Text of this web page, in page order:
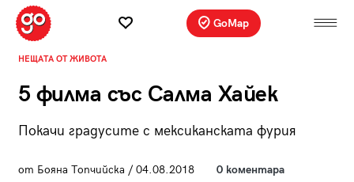
GoMap
НЕЩАТА ОТ ЖИВОТА
5 филма със Салма Хайек
Покачи градусите с мексиканската фурия
от Бояна Топчийска / 04.08.2018
0 коментара